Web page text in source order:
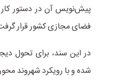
پیش‌نویس آن در دستور کار
فضای مجازی کشور قرار
در این سند، برای تحول
شده و با رویکرد شهروند